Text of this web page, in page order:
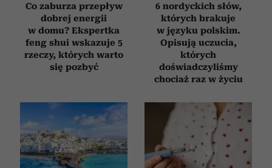
Co zaburza przepływ
dobrej energii
w domu? Ekspertka
feng shui wskazuje 5
rzeczy, których warto
się pozbyć
6 nordyckich słów,
których brakuje
w języku polskim.
Opisują uczucia,
których
doświadczyliśmy
chociaż raz w życiu